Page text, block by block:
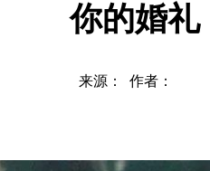
你的婚礼
来源： 作者：